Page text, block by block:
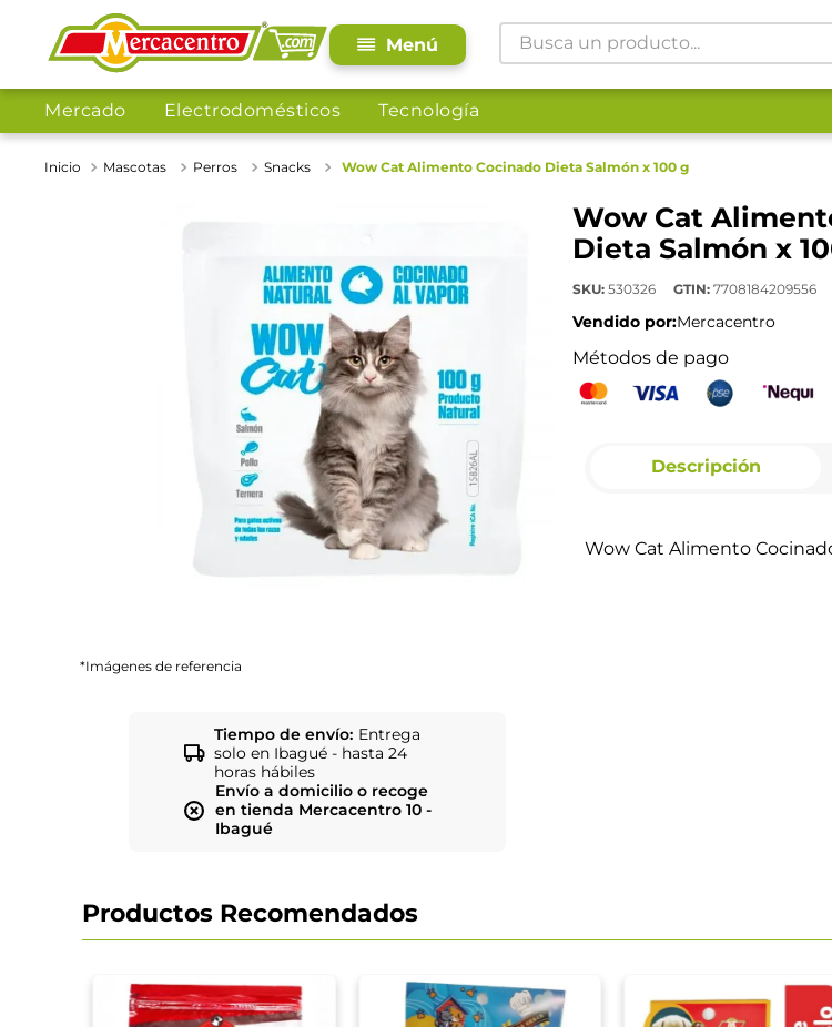
Busca un producto...
Mercado Electrodomésticos Tecnología
Mascotas Perros Snacks Wow Cat Alimento Cocinado Dieta Salmón x 100 g
*Imágenes de referencia
Tiempo de envío: Entrega
solo en Ibagué - hasta 24
horas hábiles
Envío a domicilio o recoge
en tienda Mercacentro 10 -
Ibagué
Wow Cat
Dieta Salmón x
SKU: 530326 GTIN: 7708184209556
Vendido por:Mercacentro
Métodos de pago
Descripción
Wow Cat Alimento
Productos Recomendados